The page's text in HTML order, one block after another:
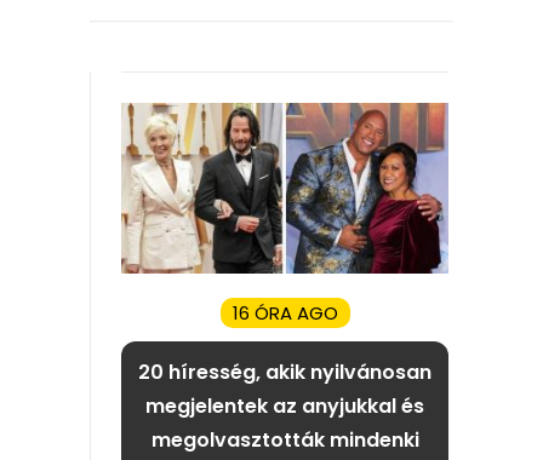
16 ÓRA AGO
20 híresség, akik nyilvánosan
megjelentek az anyjukkal és
megolvasztották mindenki